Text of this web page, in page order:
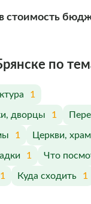
стоимость
по
1
дворцы 1
1 Церкви,
1 Что
1 Куда сходить 1